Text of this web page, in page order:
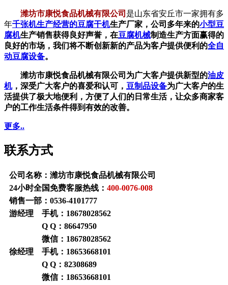
潍坊市康悦食品机械有限公司 是山东省安丘市一家拥有多
年千张机生产经营的豆腐干机生产厂家，公司多年来的小型豆
腐机生产销售获得良好声誉，在豆腐机械制造生产方面赢得的
良好的市场，我们将不断创新新的产品为客户提供便利的全自
动豆腐设备。
潍坊市康悦食品机械有限公司为广大客户提供新型的油皮
机，深受广大客户的喜爱和认可， 豆制品设备为广大客户的生
活提供了极大地便利，方便了人们的日常生活，让众多商家客
户的工作生活条件得到有效的改善。
更多..
联系方式
公司名称：潍坊市康悦食品机械有限公司
24小时全国免费客服热线： 400-0076-008
销售一部： 0536-4101777
游经理 手机： 18678028562
Q Q： 86647950
微信： 18678028562
徐经理 手机： 18653668101
Q Q： 82308689
微信： 18653668101